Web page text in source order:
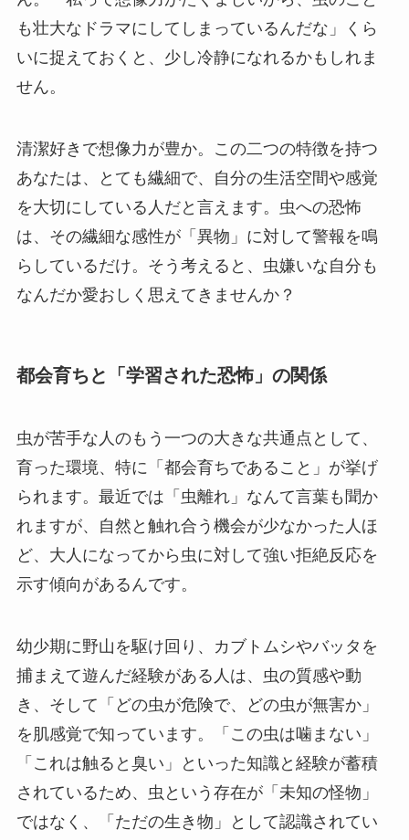
も壮大なドラマにしてしまっているんだな」くら
いに捉えておくと、少し冷静になれるかもしれま
せん。
清潔好きで想像力が豊か。この二つの特徴を持つ
あなたは、とても繊細で、自分の生活空間や感覚
を大切にしている人だと言えます。虫への恐怖
は、その繊細な感性が「異物」に対して警報を鳴
らしているだけ。そう考えると、虫嫌いな自分も
なんだか愛おしく思えてきませんか？
都会育ちと「学習された恐怖」の関係
虫が苦手な人のもう一つの大きな共通点として、
育った環境、特に「都会育ちであること」が挙げ
られます。最近では「虫離れ」なんて言葉も聞か
れますが、自然と触れ合う機会が少なかった人ほ
ど、大人になってから虫に対して強い拒絶反応を
示す傾向があるんです。
幼少期に野山を駆け回り、カブトムシやバッタを
捕まえて遊んだ経験がある人は、虫の質感や動
き、そして「どの虫が危険で、どの虫が無害か」
を肌感覚で知っています。「この虫は噛まない」
「これは触ると臭い」といった知識と経験が蓄積
されているため、虫という存在が「未知の怪物」
ではなく、「ただの生き物」として認識されてい